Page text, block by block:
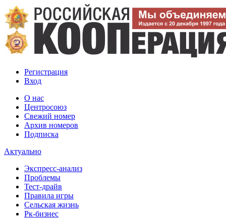
Регистрация
Вход
О нас
Центросоюз
Свежий номер
Архив номеров
Подписка
Актуально
Экспресс-анализ
Проблемы
Тест-драйв
Правила игры
Сельская жизнь
Рк-бизнес